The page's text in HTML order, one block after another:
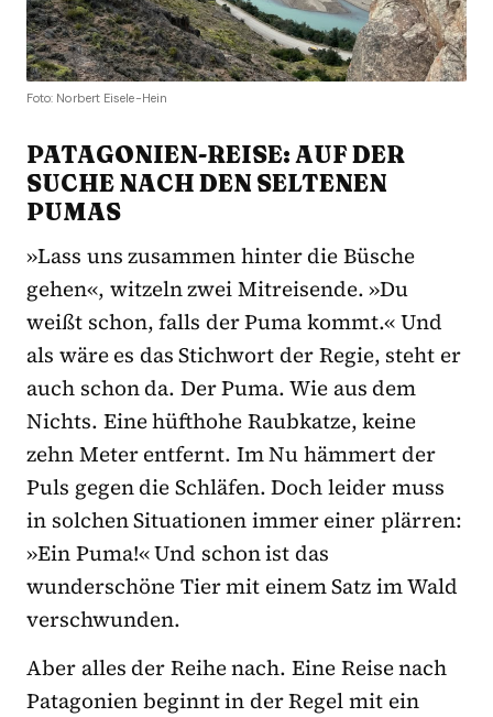
Foto: Norbert Eisele-Hein
PATAGONIEN-REISE: AUF DER
SUCHE NACH DEN SELTENEN
PUMAS
»Lass uns zusammen hinter die Büsche
gehen«, witzeln zwei Mitreisende. »Du
weißt schon, falls der Puma kommt.« Und
als wäre es das Stichwort der Regie, steht er
auch schon da. Der Puma. Wie aus dem
Nichts. Eine hüfthohe Raubkatze, keine
zehn Meter entfernt. Im Nu hämmert der
Puls gegen die Schläfen. Doch leider muss
in solchen Situationen immer einer plärren:
»Ein Puma!« Und schon ist das
wunderschöne Tier mit einem Satz im Wald
verschwunden.
Aber alles der Reihe nach. Eine Reise nach
Patagonien beginnt in der Regel mit ein